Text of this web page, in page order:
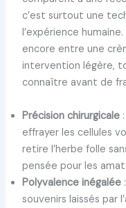
c’est surtout une
l’expérience
encore entre une
intervention légère,
connaître avant de
Précision chirurgicale:
effrayer les cellules
retire l’herbe folle
pensée pour les
Polyvalence inégalée:
souvenirs laissés par